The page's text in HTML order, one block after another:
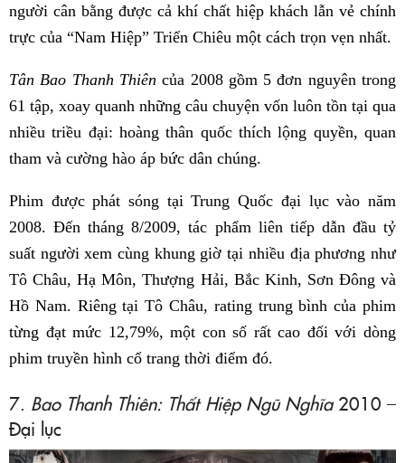
người cân bằng được cả khí chất hiệp khách lẫn vẻ chính
trực của “Nam Hiệp” Triển Chiêu một cách trọn vẹn nhất.
Tân Bao Thanh Thiên của 2008 gồm 5 đơn nguyên trong
61 tập, xoay quanh những câu chuyện vốn luôn tồn tại qua
nhiều triều đại: hoàng thân quốc thích lộng quyền, quan
tham và cường hào áp bức dân chúng.
Phim được phát sóng tại Trung Quốc đại lục vào năm
2008. Đến tháng 8/2009, tác phẩm liên tiếp dẫn đầu tỷ
suất người xem cùng khung giờ tại nhiều địa phương như
Tô Châu, Hạ Môn, Thượng Hải, Bắc Kinh, Sơn Đông và
Hồ Nam. Riêng tại Tô Châu, rating trung bình của phim
từng đạt mức 12,79%, một con số rất cao đối với dòng
phim truyền hình cổ trang thời điểm đó.
7. Bao Thanh Thiên: Thất Hiệp Ngũ Nghĩa2010 –
Đại lục